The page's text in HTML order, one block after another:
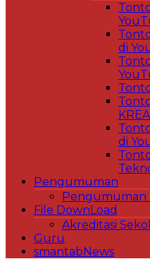
di
di
Pengumuman
Pengumuman
File DownLoad
Akreditasi
Guru
smantabNews